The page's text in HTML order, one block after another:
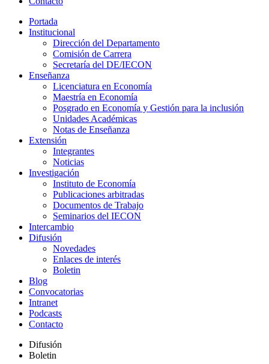
Portada
Institucional
Dirección del Departamento
Comisión de Carrera
Secretaría del DE/IECON
Enseñanza
Licenciatura en Economía
Maestría en Economía
Posgrado en Economía y Gestión para la inclusión
Unidades Académicas
Notas de Enseñanza
Extensión
Integrantes
Noticias
Investigación
Instituto de Economía
Publicaciones arbitradas
Documentos de Trabajo
Seminarios del IECON
Intercambio
Difusión
Novedades
Enlaces de interés
Boletin
Blog
Convocatorias
Intranet
Podcasts
Contacto
Difusión
Boletin